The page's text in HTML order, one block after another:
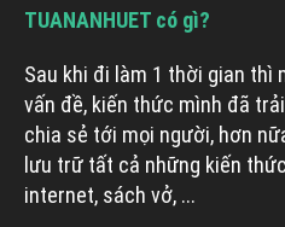
TUANANHUET có gì?
Sau khi đi làm 1 thời gian thì
vấn đề, kiến thức mình đã
chia sẻ tới mọi người, hơn
lưu trữ tất cả những kiến
internet, sách vở, ...